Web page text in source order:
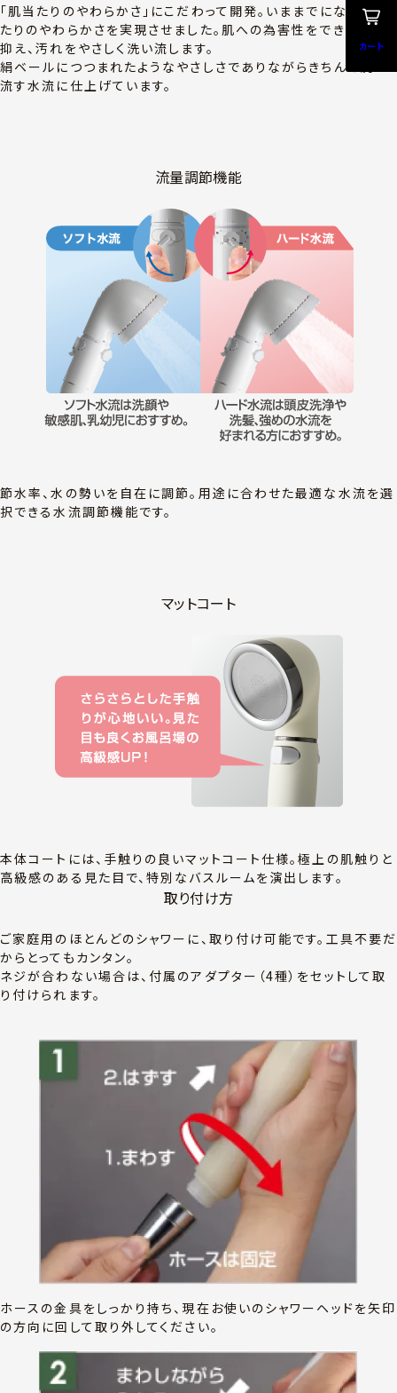
「肌当たりのやわらかさ」にこだわって開発。いままでにない肌当
たりのやわらかさを実現させました。肌への為害性をできるだけ
抑え、汚れをやさしく洗い流します。
絹ベールにつつまれたようなやさしさでありながらきちんと洗い
流す水流に仕上げています。
流量調節機能
節水率、水の勢いを自在に調節。用途に合わせた最適な水流を選
択できる水流調節機能です。
マットコート
本体コートには、手触りの良いマットコート仕様。極上の肌触りと
高級感のある見た目で、特別なバスルームを演出します。
取り付け方
ご家庭用のほとんどのシャワーに、取り付け可能です。工具不要だ
からとってもカンタン。
ネジが合わない場合は、付属のアダプター（4種）をセットして取
り付けられます。
ホースの金具をしっかり持ち、現在お使いのシャワーヘッドを矢印
の方向に回して取り外してください。
カート